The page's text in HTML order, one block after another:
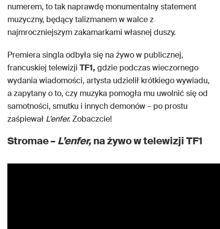
numerem, to tak naprawdę monumentalny statement
muzyczny, będący talizmanem w walce z
najmroczniejszym zakamarkami własnej duszy.
Premiera singla odbyła się na żywo w publicznej,
francuskiej telewizji TF1, gdzie podczas wieczornego
wydania wiadomości, artysta udzielił krótkiego wywiadu,
a zapytany o to, czy muzyka pomogła mu uwolnić się od
samotności, smutku i innych demonów – po prostu
zaśpiewał L’enfer.Zobaczcie!
Stromae –L’enfer,na żywo w telewizji TF1